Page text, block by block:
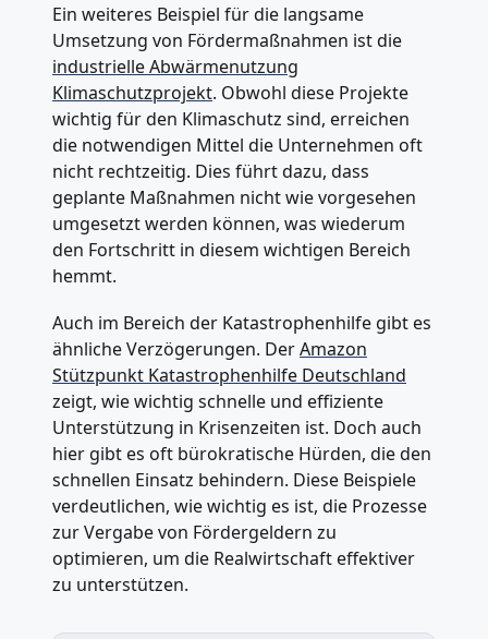
Ein weiteres Beispiel für die langsame
Umsetzung von Fördermaßnahmen ist die
industrielle Abwärmenutzung
Klimaschutzprojekt. Obwohl diese Projekte
wichtig für den Klimaschutz sind, erreichen
die notwendigen Mittel die Unternehmen oft
nicht rechtzeitig. Dies führt dazu, dass
geplante Maßnahmen nicht wie vorgesehen
umgesetzt werden können, was wiederum
den Fortschritt in diesem wichtigen Bereich
hemmt.
Auch im Bereich der Katastrophenhilfe gibt es
ähnliche Verzögerungen. DerAmazon
Stützpunkt Katastrophenhilfe Deutschland
zeigt, wie wichtig schnelle und effiziente
Unterstützung in Krisenzeiten ist. Doch auch
hier gibt es oft bürokratische Hürden, die den
schnellen Einsatz behindern. Diese Beispiele
verdeutlichen, wie wichtig es ist, die Prozesse
zur Vergabe von Fördergeldern zu
optimieren, um die Realwirtschaft effektiver
zu unterstützen.